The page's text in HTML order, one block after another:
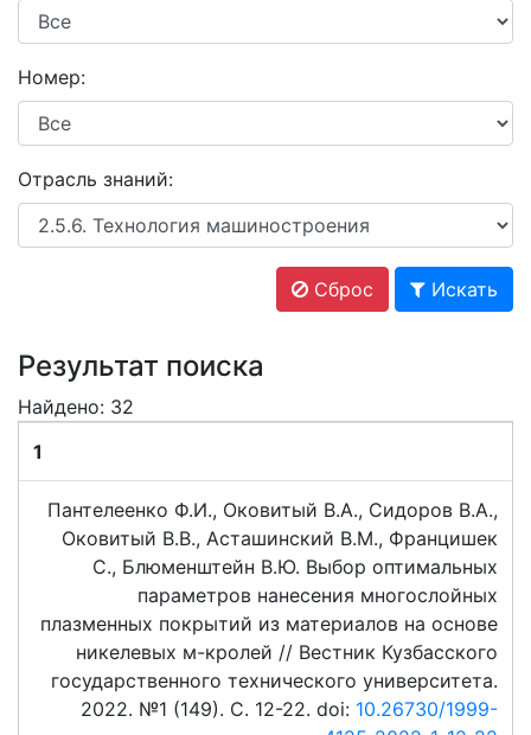
Номер:
Отрасль знаний:
Сброс Искать
Результат поиска
Найдено: 32
1
Пантелеенко Ф.И., Оковитый В.А., Сидоров В.А.,
Оковитый В.В., Асташинский В.М., Францишек
С., Блюменштейн В.Ю. Выбор оптимальных
параметров нанесения многослойных
плазменных покрытий из материалов на основе
никелевых м-кролей // Вестник Кузбасского
государственного технического университета.
2022. №1 (149). C. 12-22. doi: 10.26730/1999-